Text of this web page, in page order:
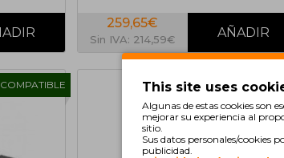
259,65€
Sin IVA: 214,59€
COMPATIBLE This site uses
Algunas de estas cookies son
mejorar su experiencia al
sitio.
Sus datos personales/cookies
publicidad.